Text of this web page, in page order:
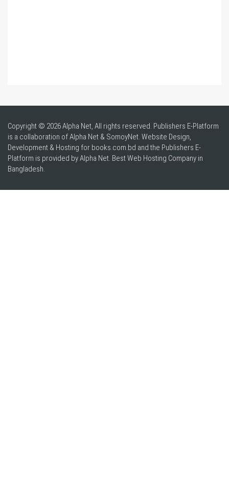
Copyright © 2026 Alpha Net, All rights reserved. Publishers E-Platform
is a collaboration of Alpha Net & SomoyNet. Website Design,
Development & Hosting for books.com.bd and the Publishers E-
Platform is provided by Alpha Net. BestWeb Hosting Company in
Bangladesh.